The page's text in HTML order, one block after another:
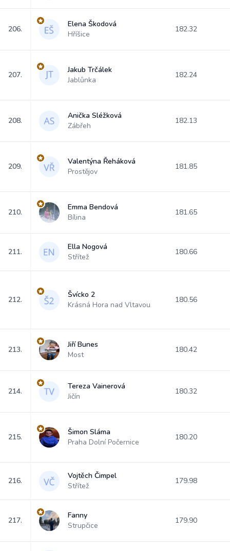
206.
Elena Škodová
Hříšice
182.32
207.
Jakub Trčálek
Jablůnka
182.24
208.
Anička Sléžková
Zábřeh
182.13
209.
Valentýna Řeháková
Prostějov
181.85
210.
Emma Bendová
Bílina
181.65
211.
Ella Nogová
Střítež
180.66
212.
Švícko 2
Krásná Hora nad Vltavou
180.56
213.
Jiří Bunes
Most
180.42
214.
Tereza Vainerová
Jičín
180.32
215.
Šimon Sláma
Praha Dolní Počernice
180.20
216.
Vojtěch Čimpel
Střítež
179.98
217.
Fanny
Strupčice
179.90